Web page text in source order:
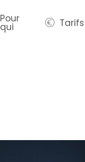
Pour
qui Tarifs